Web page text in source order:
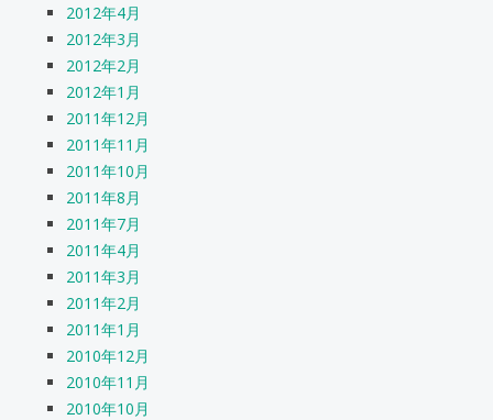
2012年4月
2012年3月
2012年2月
2012年1月
2011年12月
2011年11月
2011年10月
2011年8月
2011年7月
2011年4月
2011年3月
2011年2月
2011年1月
2010年12月
2010年11月
2010年10月